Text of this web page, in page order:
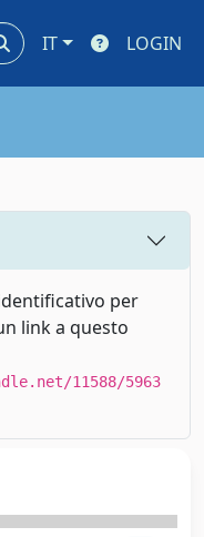
IT LOGIN
per
link a questo
11588/5963